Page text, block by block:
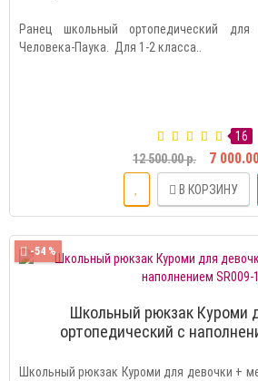
Ранец школьный ортопедический
Человека-Паука. Для 1-2 класса..
16
12 500.00 р.
7
В КОРЗИНУ
-54 %
Школьный рюкзак Куроми
ортопедический с
Школьный рюкзак Куроми для девочки +